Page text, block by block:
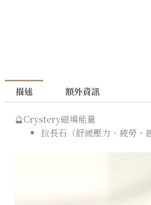
描述 額外資訊
🔮Crystery磁場能量
拉長石（舒緩壓力、疲勞、